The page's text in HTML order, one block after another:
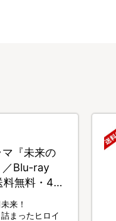
マ『未来の
／Blu-ray
料無料・4枚
来！
まったヒロイ